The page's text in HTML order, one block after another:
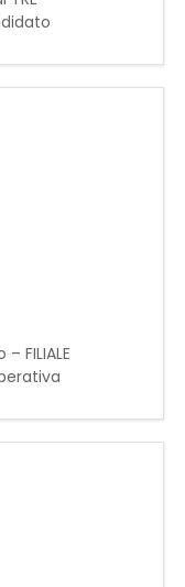
Taglio
i disegni
-
FILIALE
La